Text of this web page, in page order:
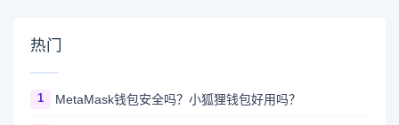
热门
1 MetaMask钱包安全吗？小狐狸钱包好用吗？